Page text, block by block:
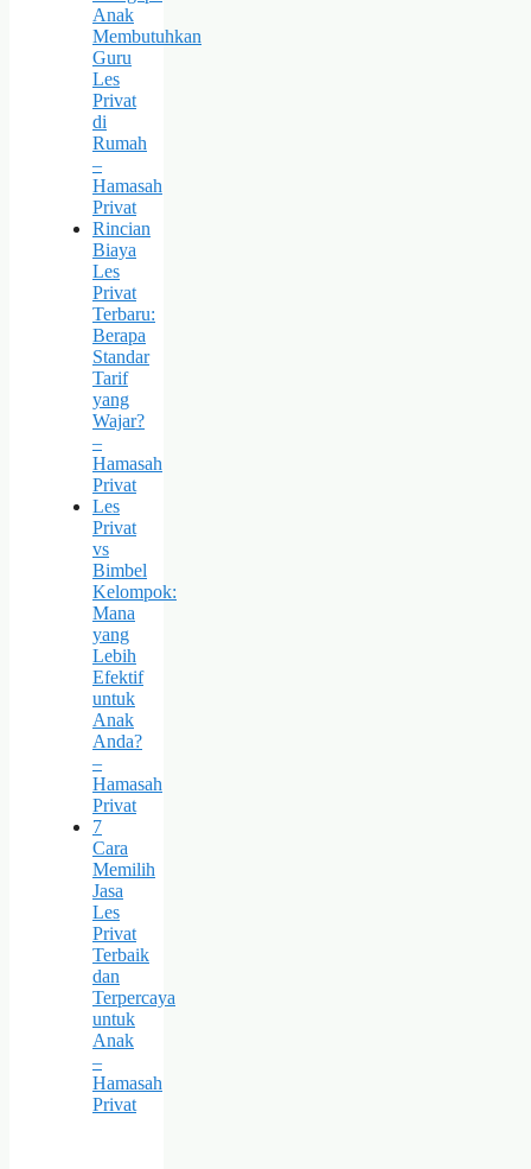
Anak
Membutuhkan
Guru
Les
Privat
di
Rumah
–
Hamasah
Privat
Rincian
Biaya
Les
Privat
Terbaru:
Berapa
Standar
Tarif
yang
Wajar?
–
Hamasah
Privat
Les
Privat
vs
Bimbel
Kelompok:
Mana
yang
Lebih
Efektif
untuk
Anak
Anda?
–
Hamasah
Privat
7
Cara
Memilih
Jasa
Les
Privat
Terbaik
dan
Terpercaya
untuk
Anak
–
Hamasah
Privat